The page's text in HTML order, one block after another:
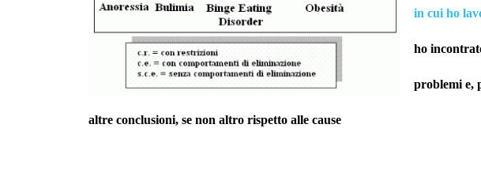
in cui ho
ho
problemi e,
altre conclusioni, se non altro rispetto alle cause